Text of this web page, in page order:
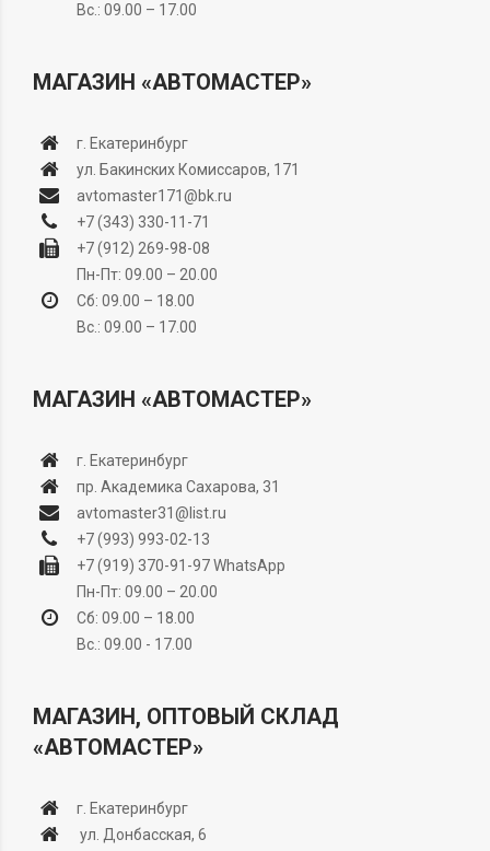
Вс.: 09.00 – 17.00
МАГАЗИН «АВТОМАСТЕР»
г. Екатеринбург
ул. Бакинских Комиссаров, 171
avtomaster171@bk.ru
+7 (343) 330-11-71
+7 (912) 269-98-08
Пн-Пт: 09.00 – 20.00
Сб: 09.00 – 18.00
Вс.: 09.00 – 17.00
МАГАЗИН «АВТОМАСТЕР»
г. Екатеринбург
пр. Академика Сахарова, 31
avtomaster31@list.ru
+7 (993) 993-02-13
+7 (919) 370-91-97WhatsApp
Пн-Пт: 09.00 – 20.00
Сб: 09.00 – 18.00
Вс.: 09.00 - 17.00
МАГАЗИН, ОПТОВЫЙ СКЛАД
«АВТОМАСТЕР»
г. Екатеринбург
ул. Донбасская, 6